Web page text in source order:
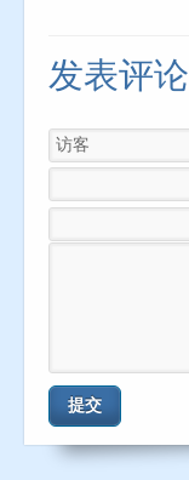
发表评论
提交